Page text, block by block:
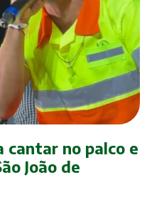
cantar no palco e
João de